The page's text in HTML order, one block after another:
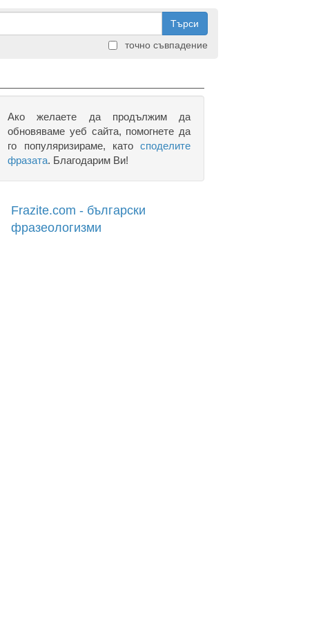
Търси
точно съвпадение
Ако желаете да продължим да
обновяваме уеб сайта, помогнете да
го популяризираме, като споделите
фразата. Благодарим Ви!
Frazite.com - български
фразеологизми